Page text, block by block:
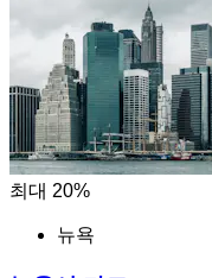
최대 20%
뉴욕